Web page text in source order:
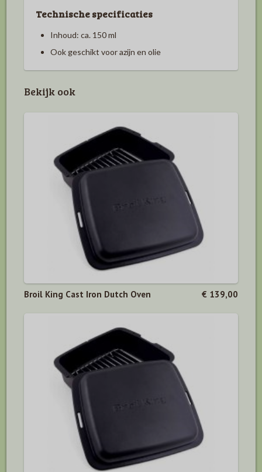
Technische specificaties
Inhoud: ca. 150 ml
Ook geschikt voor azijn en olie
Bekijk ook
Broil King Cast Iron Dutch Oven € 139,00